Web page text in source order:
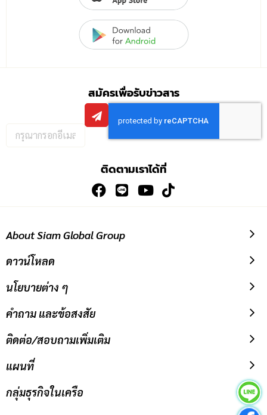
สมัครเพื่อรับข่าวสาร
กรอก
อีเมล
ติดตามเราได้ที่
About Siam Global Group
ดาวน์โหลด
นโยบายต่าง ๆ
คำถาม และข้อสงสัย
ติดต่อ/สอบถามเพิ่มเติม
แผนที่
กลุ่มธุรกิจในเครือ